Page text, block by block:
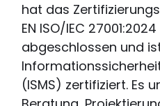
hat das
EN ISO/IEC
abgeschlossen und
(ISMS) zertifiziert. Es